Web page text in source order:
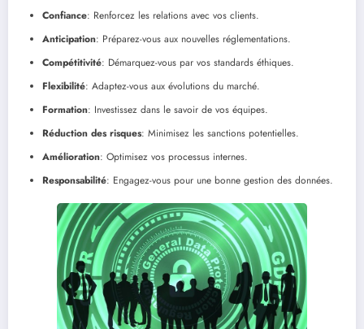
Confiance: Renforcez les relations avec vos clients.
Anticipation: Préparez-vous aux nouvelles réglementations.
Compétitivité: Démarquez-vous par vos standards éthiques.
Flexibilité: Adaptez-vous aux évolutions du marché.
Formation: Investissez dans le savoir de vos équipes.
Réduction des risques: Minimisez les sanctions potentielles.
Amélioration: Optimisez vos processus internes.
Responsabilité: Engagez-vous pour une bonne gestion des données.